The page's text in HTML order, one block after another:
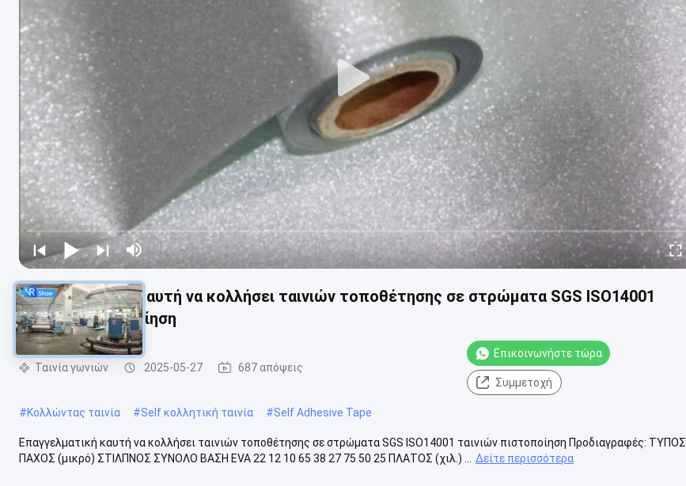
Επαγγελματική καυτή να κολλήσει ταινιών τοποθέτησης σε στρώματα SGS ISO14001
ταινιών πιστοποίηση
Ταινία γωνιών 2025-05-27 687 απόψεις
Επικοινωνήστε τώρα
Συμμετοχή
#Κολλώντας ταινία #Self κολλητική ταινία #Self Adhesive Tape
Επαγγελματική καυτή να κολλήσει ταινιών τοποθέτησης σε στρώματα SGS ISO14001 ταινιών πιστοποίηση Προδιαγραφές: ΤΥΠΟΣ
ΠΑΧΟΣ (μικρό) ΣΤΙΛΠΝΟΣ ΣΥΝΟΛΟ ΒΑΣΗ EVA 22 12 10 65 38 27 75 50 25 ΠΛΑΤΟΣ (χιλ.) ...
Δείτε περισσότερα